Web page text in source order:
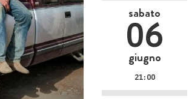
sabato
06
giugno
21:00